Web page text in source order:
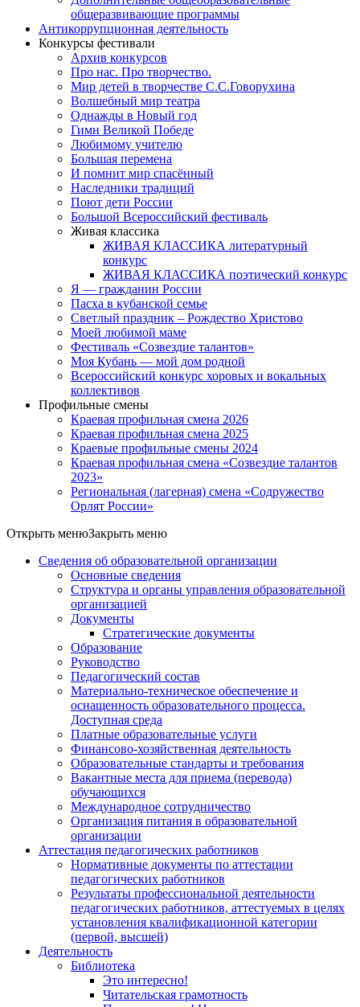
общеразвивающие программы
Антикоррупционная деятельность
Конкурсы фестивали
Архив конкурсов
Про нас. Про творчество.
Мир детей в творчестве С.С.Говорухина
Волшебный мир театра
Однажды в Новый год
Гимн Великой Победе
Любимому учителю
Большая перемена
И помнит мир спасённый
Наследники традиций
Поют дети России
Большой Всероссийский фестиваль
Живая классика
ЖИВАЯ КЛАССИКА литературный
конкурс
ЖИВАЯ КЛАССИКА поэтический конкурс
Я — гражданин России
Пасха в кубанской семье
Светлый праздник – Рождество Христово
Моей любимой маме
Фестиваль «Созвездие талантов»
Моя Кубань — мой дом родной
Всероссийский конкурс хоровых и вокальных
коллективов
Профильные смены
Краевая профильная смена 2026
Краевая профильная смена 2025
Краевые профильные смены 2024
Краевая профильная смена «Созвездие талантов
2023»
Региональная (лагерная) смена «Содружество
Орлят России»
Открыть менюЗакрыть меню
Сведения об образовательной организации
Основные сведения
Структура и органы управления образовательной
организацией
Документы
Стратегические документы
Образование
Руководство
Педагогический состав
Материально-техническое обеспечение и
оснащенность образовательного процесса.
Доступная среда
Платные образовательные услуги
Финансово-хозяйственная деятельность
Образовательные стандарты и требования
Вакантные места для приема (перевода)
обучающихся
Международное сотрудничество
Организация питания в образовательной
организации
Аттестация педагогических работников
Нормативные документы по аттестации
педагогических работников
Результаты профессиональной деятельности
педагогических работников, аттестуемых в целях
установления квалификационной категории
(первой, высшей)
Деятельность
Библиотека
Это интересно!
Читательская грамотность